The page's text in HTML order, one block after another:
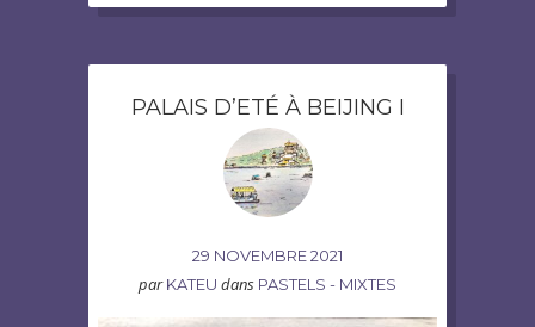
PALAIS D’ETÉ À BEIJING I
29 NOVEMBRE 2021
parKATEU dans PASTELS - MIXTES